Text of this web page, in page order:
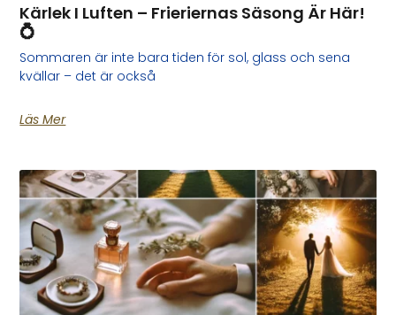
Kärlek I Luften – Frieriernas Säsong Är Här!
💍
Sommaren är inte bara tiden för sol, glass och sena
kvällar – det är också
Läs Mer